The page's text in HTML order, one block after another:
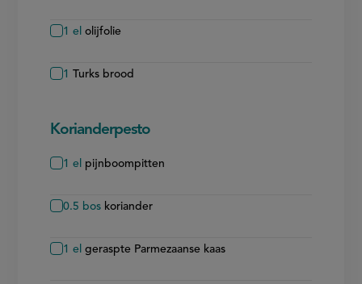
1 el olijfolie
1 Turks brood
Korianderpesto
1 el pijnboompitten
0.5 bos koriander
1 el geraspte Parmezaanse kaas